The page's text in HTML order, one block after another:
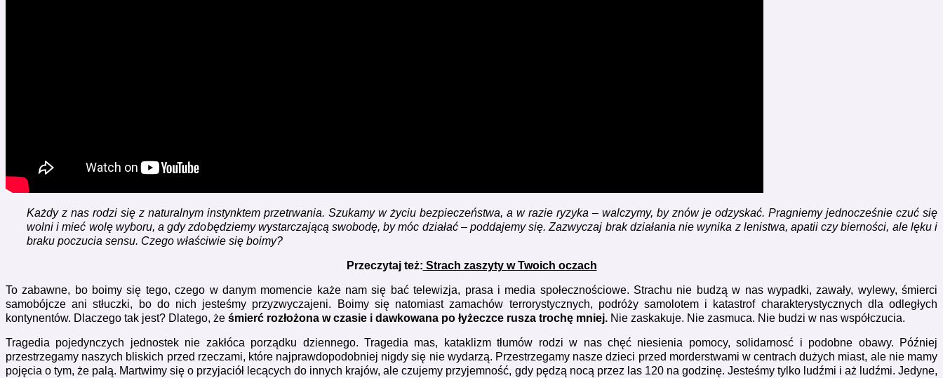
Każdy z nas rodzi się z naturalnym instynktem przetrwania. Szukamy w życiu bezpieczeństwa, a w razie ryzyka – walczymy, by znów je odzyskać. Pragniemy jednocześnie czuć się
wolni i mieć wolę wyboru, a gdy zdobędziemy wystarczającą swobodę, by móc działać – poddajemy się. Zazwyczaj brak działania nie wynika z lenistwa, apatii czy bierności, ale lęku i
braku poczucia sensu. Czego właściwie się boimy?
Przeczytaj też: Strach zaszyty w Twoich oczach
To zabawne, bo boimy się tego, czego w danym momencie każe nam się bać telewizja, prasa i media społecznościowe. Strachu nie budzą w nas wypadki, zawały, wylewy, śmierci
samobójcze ani stłuczki, bo do nich jesteśmy przyzwyczajeni. Boimy się natomiast zamachów terrorystycznych, podróży samolotem i katastrof charakterystycznych dla odległych
kontynentów. Dlaczego tak jest? Dlatego, że śmierć rozłożona w czasie i dawkowana po łyżeczce rusza trochę mniej. Nie zaskakuje. Nie zasmuca. Nie budzi w nas współczucia.
Tragedia pojedynczych jednostek nie zakłóca porządku dziennego. Tragedia mas, kataklizm tłumów rodzi w nas chęć niesienia pomocy, solidarnosć i podobne obawy. Później
przestrzegamy naszych bliskich przed rzeczami, które najprawdopodobniej nigdy się nie wydarzą. Przestrzegamy nasze dzieci przed morderstwami w centrach dużych miast, ale nie mamy
pojęcia o tym, że palą. Martwimy się o przyjaciół lecących do innych krajów, ale czujemy przyjemność, gdy pędzą nocą przez las 120 na godzinę. Jesteśmy tylko ludźmi i aż ludźmi. Jedyne,